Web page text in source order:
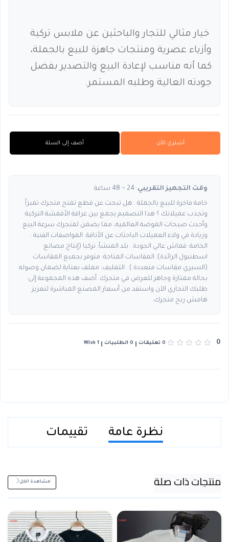
خيار مثالي للتجار والباحثين عن ملابس تركية
وأزياء عصرية ومنتجات جاهزة للبيع بالجملة،
كما أنه مناسب لإعادة البيع والتصدير بفضل
جودته العالية وطلبه المستمر.
أشتري الأن أضف إلى السلة
وقت التجهيز التقريبي: 24 ~ 48 ساعة
خامة فاخرة للبيع بالجملة . هل تبحث عن قطع تمنح متجرك تميزاً
وتجذب عميلاتك ؟ هذا التصميم يجمع بين عراقة الأقمشة التركية
وأحدث صيحات الموضة العالمية، مما يضمن لمتجرك سرعة البيع
وزيادة في ولاء العميلات الباحثات عن الأناقة. المواصفات الفنية :
الخامة: قماش عالي الجودة . بلد المنشأ: تركيا (إنتاج مصانع
اسطنبول الرائدة). المقاسات المتاحة: متوفر بجميع المقاسات
(السيري مقاسات متعددة ) . التغليف: مغلف بعناية لضمان وصوله
بحالة ممتازة وجاهز للعرض في متجرك. أضف هذه المجموعة إلى
طلبك التجاري الآن واستفد من أسعار المصنع المباشرة لتعزيز
هامش ربح متجرك.
0 0 تعليقات 0 الطلبيات 1 Wish
نظرة عامة تقييمات
منتجات ذات صلة مشاهدة الكل